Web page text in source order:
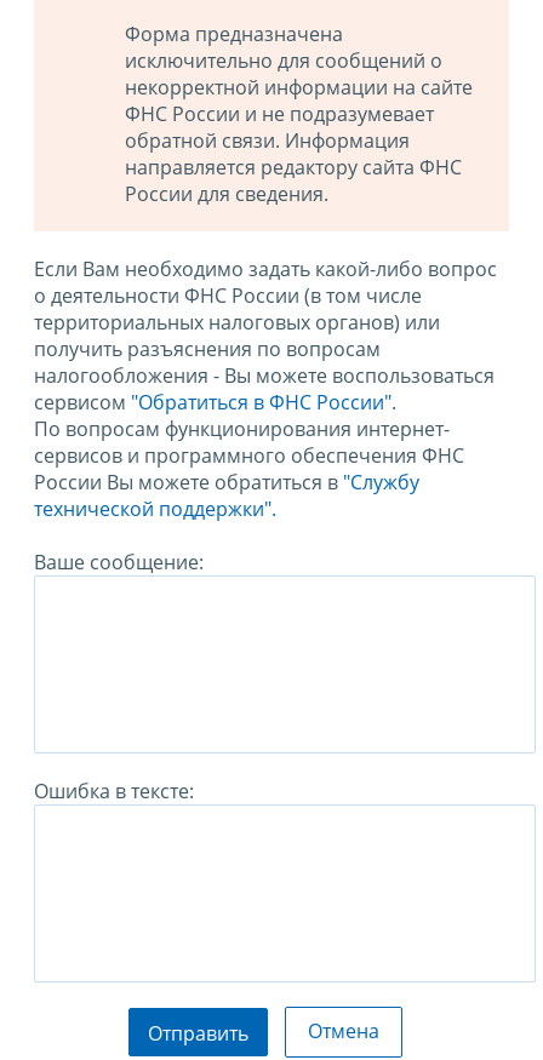
Форма предназначена
исключительно для сообщений о
некорректной информации на сайте
ФНС России и не подразумевает
обратной связи. Информация
направляется редактору сайта ФНС
России для сведения.
Если Вам необходимо задать какой-либо вопрос
о деятельности ФНС России (в том числе
территориальных налоговых органов) или
получить разъяснения по вопросам
налогообложения - Вы можете воспользоваться
сервисом "Обратиться в ФНС России".
По вопросам функционирования интернет-
сервисов и программного обеспечения ФНС
России Вы можете обратиться в "Службу
технической поддержки".
Ваше сообщение:
Ошибка в тексте:
Отправить Отмена